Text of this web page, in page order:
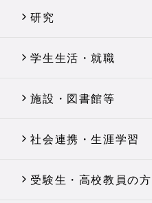
研究
学生生活・就職
施設・図書館等
社会連携・生涯学習
受験生・高校教員の方